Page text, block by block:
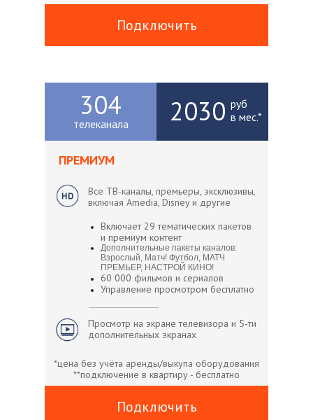
ПРЕМИУМ
Все ТВ-каналы, премьеры, эксклюзивы,
включая Amedia, Disney и другие
Включает 29 тематических пакетов
и премиум контент
Дополнительные пакеты каналов:
Взрослый, Матч! Футбол, МАТЧ
ПРЕМЬЕР, НАСТРОЙ КИНО!
60 000 фильмов и сериалов
Управление просмотром бесплатно
руб
в мес.*
304
Подключить
Подключить
телеканала
Просмотр на экране телевизора и 5-ти
дополнительных экранах
2030
*цена без учёта аренды/выкупа оборудования
**подключение в квартиру - бесплатно